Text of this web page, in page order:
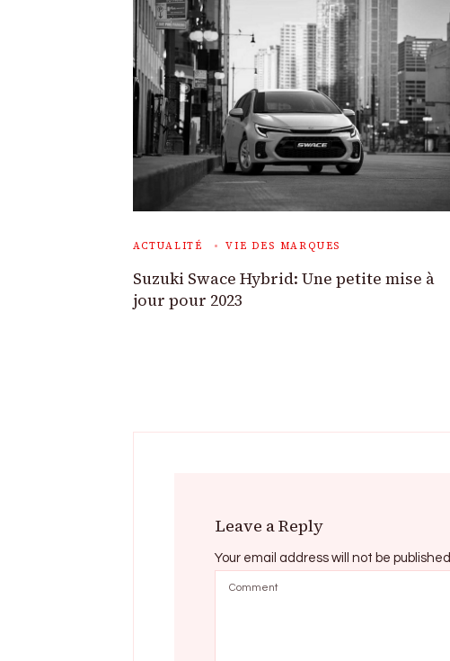
ACTUALITÉ VIE DES MARQUES
Suzuki Swace Hybrid: Une petite mise à
jour pour 2023
Leave a Reply
Your email address will not be published.